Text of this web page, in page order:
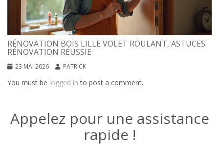
RÉNOVATION BOIS LILLE VOLET ROULANT, ASTUCES
RÉNOVATION RÉUSSIE
23 MAI 2026 PATRICK
You must be logged in to post a comment.
Appelez pour une assistance
rapide !